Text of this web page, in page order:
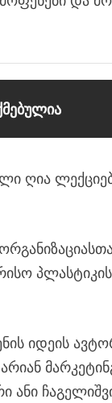
ღია
იდეის
ანი